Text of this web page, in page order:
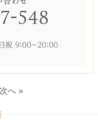
次へ »
548